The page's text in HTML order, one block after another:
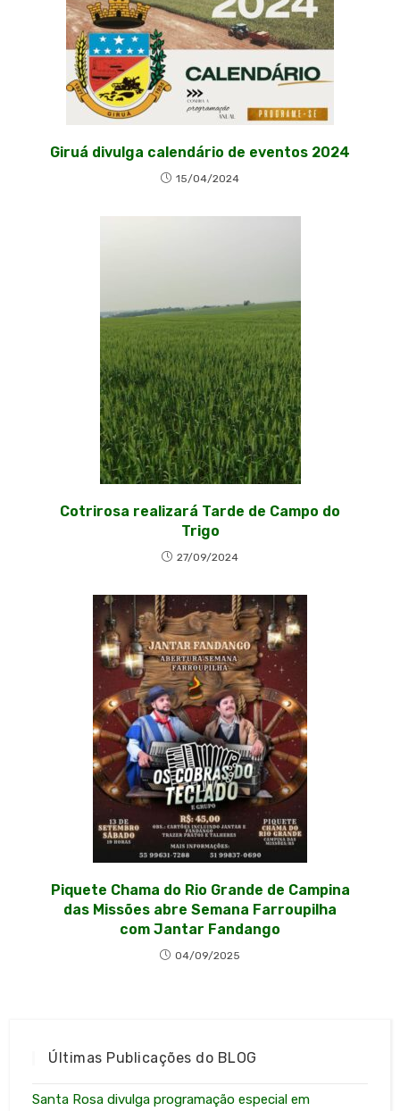
Giruá divulga calendário de eventos 2024
15/04/2024
Cotrirosa realizará Tarde de Campo do
Trigo
27/09/2024
Piquete Chama do Rio Grande de Campina
das Missões abre Semana Farroupilha
com Jantar Fandango
04/09/2025
Últimas Publicações do BLOG
Santa Rosa divulga programação especial em